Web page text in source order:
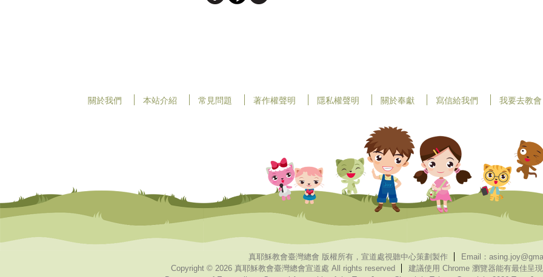
關於我們 本站介紹 常見問題 著作權聲明 隱私權聲明 關於奉獻 寫信給我們 我要去教會
真耶穌教會臺灣總會 版權所有，宣道處視聽中心策劃製作
Email：
Copyright © 2026 真耶穌教會臺灣總會宣道處 All rights reserved
建議使用 Chrome 瀏覽器能有最佳呈現